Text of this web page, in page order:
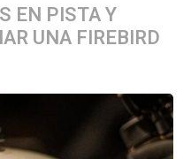
EN PISTA Y
UNA FIREBIRD